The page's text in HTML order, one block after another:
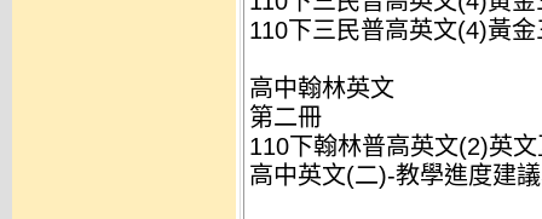
110下三民普高英文(4)黃
高中翰林英文
第二冊
110下翰林普高英文(2)英
高中英文(二)-教學進度建